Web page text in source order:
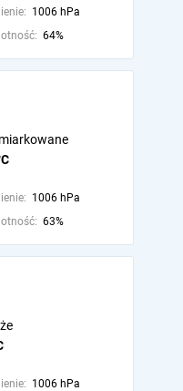
1006 hPa
64%
1006 hPa
63%
1006 hPa